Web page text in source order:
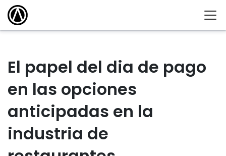
El papel del dia de pago
en las opciones
anticipadas en la
industria de